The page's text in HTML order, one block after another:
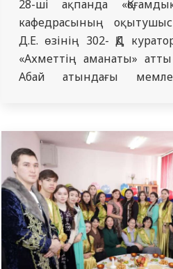
28-ші ақпанда
кафедрасының
Д.Е. өзінің 302- ҚД
«Ахметтің аманаты»
Абай атындағы
қайраткері Ахмет
шырғалаңға толы
кешкен азабы, шеккен
жақты бейнеленді.
қойылым барлық
шықты.